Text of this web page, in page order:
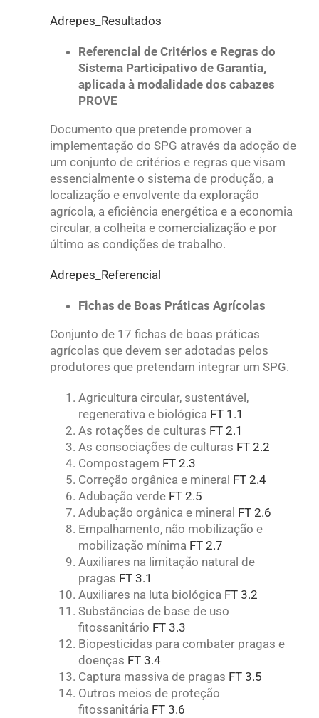
Adrepes_Resultados
Referencial de Critérios e Regras do
Sistema Participativo de Garantia,
aplicada à modalidade dos cabazes
PROVE
Documento que pretende promover a
implementação do SPG através da adoção de
um conjunto de critérios e regras que visam
essencialmente o sistema de produção, a
localização e envolvente da exploração
agrícola, a eficiência energética e a economia
circular, a colheita e comercialização e por
último as condições de trabalho.
Adrepes_Referencial
Fichas de Boas Práticas Agrícolas
Conjunto de 17 fichas de boas práticas
agrícolas que devem ser adotadas pelos
produtores que pretendam integrar um SPG.
Agricultura circular, sustentável,
regenerativa e biológica FT 1.1
As rotações de culturas FT 2.1
As consociações de culturas FT 2.2
Compostagem FT 2.3
Correção orgânica e mineral FT 2.4
Adubação verde FT 2.5
Adubação orgânica e mineral FT 2.6
Empalhamento, não mobilização e
mobilização mínima FT 2.7
Auxiliares na limitação natural de
pragas FT 3.1
Auxiliares na luta biológica FT 3.2
Substâncias de base de uso
fitossanitário FT 3.3
Biopesticidas para combater pragas e
doenças FT 3.4
Captura massiva de pragas FT 3.5
Outros meios de proteção
fitossanitária FT 3.6